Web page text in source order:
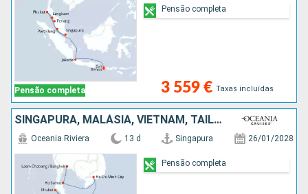
Pensão completa 3 559 € Taxas incluídas
Pensão completa
SINGAPURA, MALÁSIA, VIETNAM, TAILÂNDIA
Oceania Riviera 13 d Singapura 26/01/2028
Pensão completa